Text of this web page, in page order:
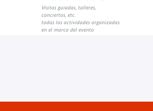
Visitas guiadas, talleres,
conciertos, etc.
todas las actividades organizadas
en el marco del evento